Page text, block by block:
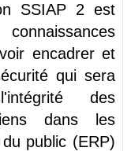
SSIAP 2 est
encadrer et
qui sera
des
dans les
public (ERP)